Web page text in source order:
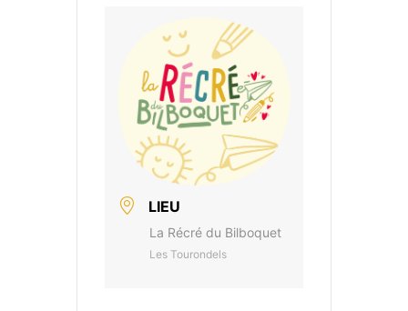
LIEU
La Récré du Bilboquet
Les Tourondels